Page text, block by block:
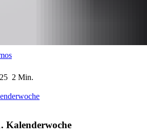
2 Min.
Kalenderwoche